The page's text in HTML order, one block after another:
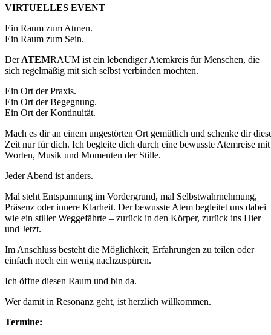
VIRTUELLES EVENT
Ein Raum zum Atmen.
Ein Raum zum Sein.
DerATEMRAUM ist ein lebendiger Atemkreis für Menschen, die
sich regelmäßig mit sich selbst verbinden möchten.
Ein Ort der Praxis.
Ein Ort der Begegnung.
Ein Ort der Kontinuität.
Mach es dir an einem ungestörten Ort gemütlich und schenke dir
Zeit nur für dich. Ich begleite dich durch eine bewusste Atemreise mit
Worten, Musik und Momenten der Stille.
Jeder Abend ist anders.
Mal steht Entspannung im Vordergrund, mal Selbstwahrnehmung,
Präsenz oder innere Klarheit. Der bewusste Atem begleitet uns dabei
wie ein stiller Weggefährte – zurück in den Körper, zurück ins Hier
und Jetzt.
Im Anschluss besteht die Möglichkeit, Erfahrungen zu teilen oder
einfach noch ein wenig nachzuspüren.
Ich öffne diesen Raum und bin da.
Wer damit in Resonanz geht, ist herzlich willkommen.
Termine: